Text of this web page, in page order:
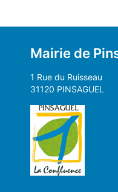
Mairie de
1 Rue du Ruisseau
31120 PINSAGUEL